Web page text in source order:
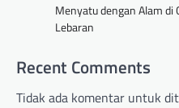
Menyatu dengan Alam di
Lebaran
Recent Comments
Tidak ada komentar untuk